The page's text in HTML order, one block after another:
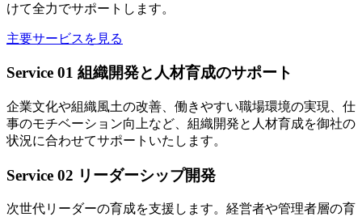
けて全力でサポートします。
主要サービスを見る
Service 01 組織開発と人材育成のサポート
企業文化や組織風土の改善、働きやすい職場環境の実現、仕
事のモチベーション向上など、組織開発と人材育成を御社の
状況に合わせてサポートいたします。
Service 02 リーダーシップ開発
次世代リーダーの育成を支援します。経営者や管理者層の育